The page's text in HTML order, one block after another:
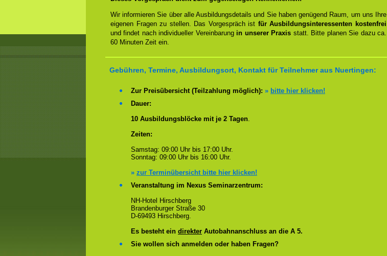
Wir informieren Sie über alle Ausbildungsdetails und Sie haben genügend Raum, um uns Ihre
eigenen Fragen zu stellen. Das Vorgespräch ist für Ausbildungsinteressenten kostenfrei
und findet nach individueller Vereinbarung in unserer Praxis statt. Bitte planen Sie dazu ca.
60 Minuten Zeit ein.
Gebühren, Termine, Ausbildungsort, Kontakt für Teilnehmer aus Nuertingen:
Zur Preisübersicht (Teilzahlung möglich): » bitte hier klicken!
Dauer:
10 Ausbildungsblöcke mit je 2 Tagen.
Zeiten:
Samstag: 09:00 Uhr bis 17:00 Uhr.
Sonntag: 09:00 Uhr bis 16:00 Uhr.
» zur Terminübersicht bitte hier klicken!
Veranstaltung im Nexus Seminarzentrum:
NH-Hotel Hirschberg
Brandenburger Straße 30
D-69493 Hirschberg.
Es besteht ein direkter Autobahnanschluss an die A 5.
Sie wollen sich anmelden oder haben Fragen?